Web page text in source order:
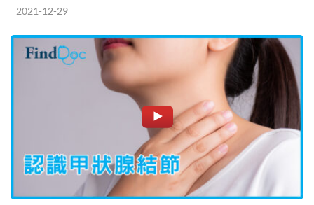
2021-12-29